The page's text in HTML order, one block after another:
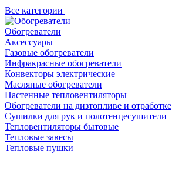
Все категории
Обогреватели
Аксессуары
Газовые обогреватели
Инфракрасные обогреватели
Конвекторы электрические
Масляные обогреватели
Настенные тепловентиляторы
Обогреватели на дизтопливе и отработке
Сушилки для рук и полотенцесушители
Тепловентиляторы бытовые
Тепловые завесы
Тепловые пушки